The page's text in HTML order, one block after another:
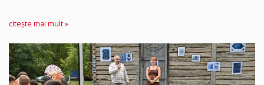
citește mai mult »